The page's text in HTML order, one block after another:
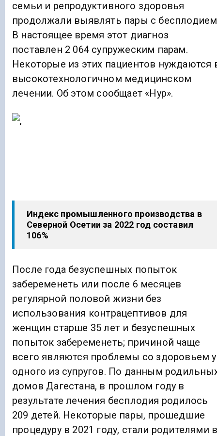
семьи и репродуктивного здоровья
продолжали выявлять пары с
В настоящее время этот диагноз
поставлен 2 064 супружеским парам.
Некоторые из этих пациентов нуждаются
высокотехнологичном медицинском
лечении. Об этом сообщает «Нур».
Индекс промышленного производства в
Северной Осетии за 2022 год составил
106%
После года безуспешных попыток
забеременеть или после 6 месяцев
регулярной половой жизни без
использования контрацептивов для
женщин старше 35 лет и безуспешных
попыток забеременеть; причиной чаще
всего являются проблемы со здоровьем у
одного из супругов. По данным
домов Дагестана, в прошлом году в
результате лечения бесплодия родилось
209 детей. Некоторые пары, прошедшие
процедуру в 2021 году, стали родителями